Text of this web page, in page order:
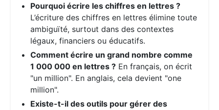
Pourquoi écrire les chiffres en lettres ?
L’écriture des chiffres en lettres élimine toute
ambiguïté, surtout dans des contextes
légaux, financiers ou éducatifs.
Comment écrire un grand nombre comme
1 000 000 en lettres ? En français, on écrit
"un million". En anglais, cela devient "one
million".
Existe-t-il des outils pour gérer des